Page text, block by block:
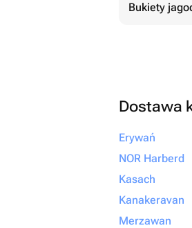
Bukiety
Dostawa
Erywań
NOR Harberd
Kasach
Kanakeravan
Merzawan